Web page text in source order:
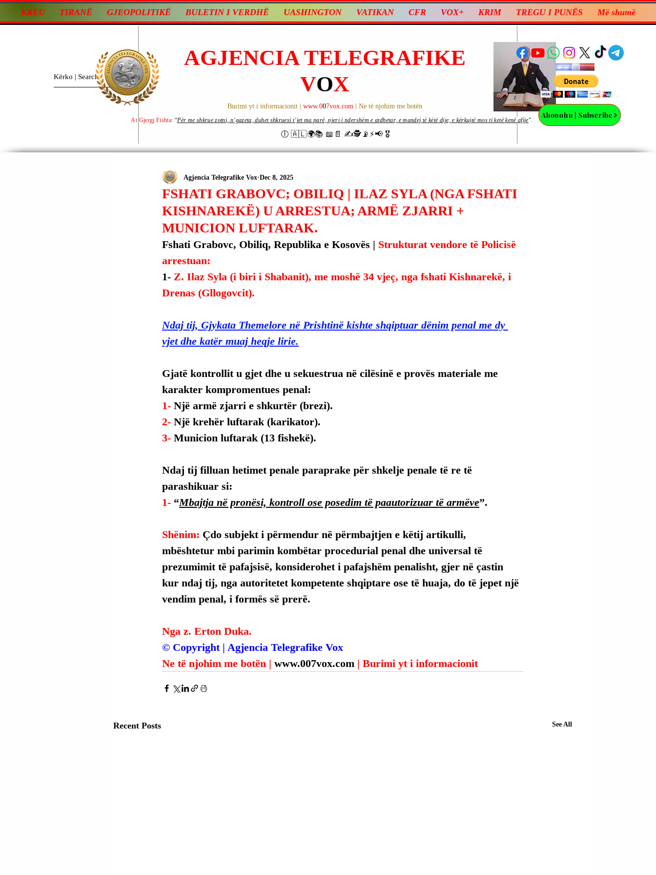
KREU TIRANË GJEOPOLITIKË BULETIN I VERDHË UASHINGTON VATIKAN CFR VOX+ KRIM TREGU I PUNËS Më shumë
AGJENCIA TELEGRAFIKE
VOX
Burimi yt i informacionit | www.007vox.com | Ne të njohim me botën
🕕 🇦🇱🌍📚 📖📄 ✍🕵️📡⚡️📢 🎖
Abonohu | Subscribe
At Gjergj Fishta: “Për me shkrue zotni, n’gazeta, duhet shkruesi t’jet ma parë, njeri i ndershëm e atdhetar, e mandej të këtë dije, e kërkujtë mos ti ketë kenë afije”.
FSHATI GRABOVC; OBILIQ | ILAZ SYLA (NGA FSHATI
KISHNAREKË) U ARRESTUA; ARMË ZJARRI +
MUNICION LUFTARAK.
Agjencia Telegrafike Vox Dec 8, 2025
Fshati Grabovc, Obiliq, Republika e Kosovës | Strukturat vendore të Policisë
arrestuan:
1- Z. Ilaz Syla (i biri i Shabanit), me moshë 34 vjeç, nga fshati Kishnarekë, i
Drenas (Gllogovcit).
Ndaj tij, Gjykata Themelore në Prishtinë kishte shqiptuar dënim penal me dy
vjet dhe katër muaj heqje lirie.
Gjatë kontrollit u gjet dhe u sekuestrua në cilësinë e provës materiale me
karakter kompromentues penal:
1- Një armë zjarri e shkurtër (brezi).
2- Një krehër luftarak (karikator).
3- Municion luftarak (13 fishekë).
Ndaj tij filluan hetimet penale paraprake për shkelje penale të re të
parashikuar si:
1- “Mbajtja në pronësi, kontroll ose posedim të paautorizuar të armëve”.
Shënim: Çdo subjekt i përmendur në përmbajtjen e këtij artikulli,
mbështetur mbi parimin kombëtar procedurial penal dhe universal të
prezumimit të pafajsisë, konsiderohet i pafajshëm penalisht, gjer në çastin
kur ndaj tij, nga autoritetet kompetente shqiptare ose të huaja, do të jepet një
vendim penal, i formës së prerë.
Nga z. Erton Duka.
© Copyright | Agjencia Telegrafike Vox
Ne të njohim me botën | www.007vox.com | Burimi yt i informacionit
Recent Posts See All